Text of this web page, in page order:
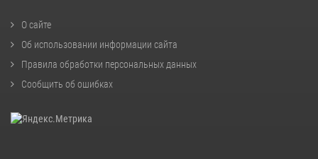
О сайте
Об использовании информации сайта
Правила обработки персональных данных
Сообщить об ошибках